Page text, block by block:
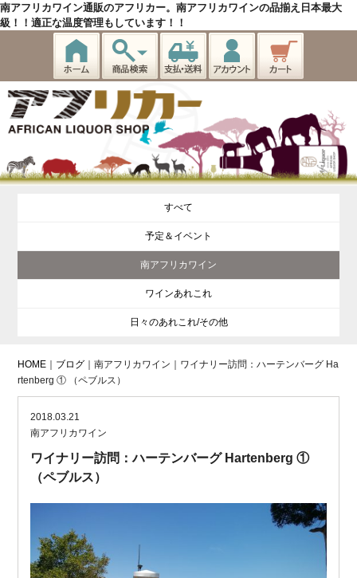
南アフリカワイン通販のアフリカー。南アフリカワインの品揃え日本最大
級！！適正な温度管理もしています！！
すべて
予定＆イベント
南アフリカワイン
ワインあれこれ
日々のあれこれ/その他
HOME ブログ ｜南アフリカワイン｜ワイナリー訪問：ハーテンバーグ Ha
rtenberg ① （ペブルス）
2018.03.21
南アフリカワイン
ワイナリー訪問：ハーテンバーグ Hartenberg ①
（ペブルス）